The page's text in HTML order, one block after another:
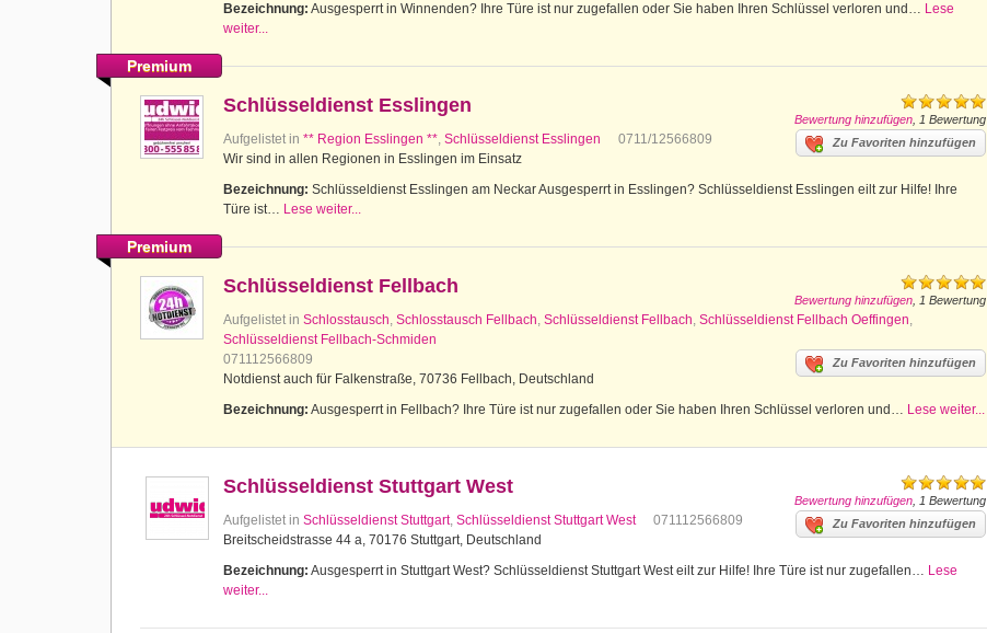
Bezeichnung: Ausgesperrt in Winnenden? Ihre Türe ist nur zugefallen oder Sie haben Ihren Schlüssel verloren und… Lese
weiter...
Premium
Bewertung hinzufügen , 1 Bewertung
Schlüsseldienst Esslingen
Aufgelistet in ** Region Esslingen **, Schlüsseldienst Esslingen Zu Favoriten hinzufügen
0711/12566809
Wir sind in allen Regionen in Esslingen im Einsatz
Bezeichnung: Schlüsseldienst Esslingen am Neckar Ausgesperrt in Esslingen? Schlüsseldienst Esslingen eilt zur Hilfe! Ihre
Türe ist… Lese weiter...
Premium
Bewertung hinzufügen , 1 Bewertung
Schlüsseldienst Fellbach
Aufgelistet in Schlosstausch, Schlosstausch Fellbach, Schlüsseldienst Fellbach, Schlüsseldienst Fellbach Oeffingen,
Schlüsseldienst Fellbach-Schmiden
Zu Favoriten hinzufügen
071112566809
Notdienst auch für Falkenstraße, 70736 Fellbach, Deutschland
Bezeichnung: Ausgesperrt in Fellbach? Ihre Türe ist nur zugefallen oder Sie haben Ihren Schlüssel verloren und… Lese weiter...
Bewertung hinzufügen , 1 Bewertung
Schlüsseldienst Stuttgart West
Aufgelistet in Schlüsseldienst Stuttgart, Schlüsseldienst Stuttgart West Zu Favoriten hinzufügen
071112566809
Breitscheidstrasse 44 a, 70176 Stuttgart, Deutschland
Bezeichnung: Ausgesperrt in Stuttgart West? Schlüsseldienst Stuttgart West eilt zur Hilfe! Ihre Türe ist nur zugefallen… Lese
weiter...